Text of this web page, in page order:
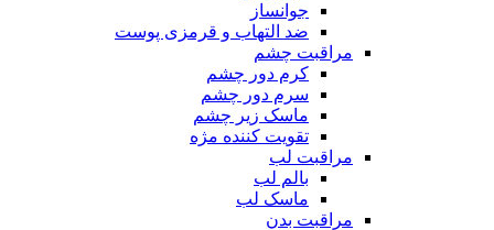
جوانساز
ضد التهاب و قرمزی پوست
مراقبت چشم
کرم دور چشم
سرم دور چشم
ماسک زیر چشم
تقویت کننده مژه
مراقبت لب
بالم لب
ماسک لب
مراقبت بدن